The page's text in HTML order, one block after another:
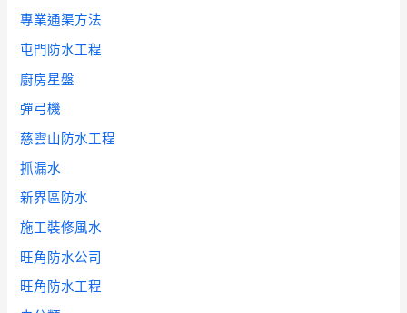
專業通渠方法
屯門防水工程
廚房星盤
彈弓機
慈雲山防水工程
抓漏水
新界區防水
施工裝修風水
旺角防水公司
旺角防水工程